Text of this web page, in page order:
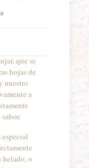
que se
hojas de
nuestro
a
o